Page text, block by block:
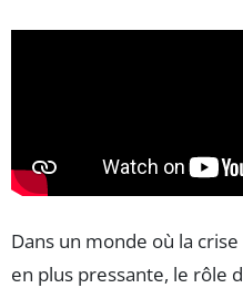
Dans un monde où la
en plus pressante, le rôle